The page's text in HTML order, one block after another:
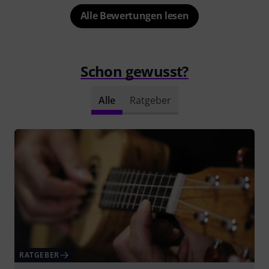
Alle Bewertungen lesen
Schon gewusst?
Alle Ratgeber
RATGEBER